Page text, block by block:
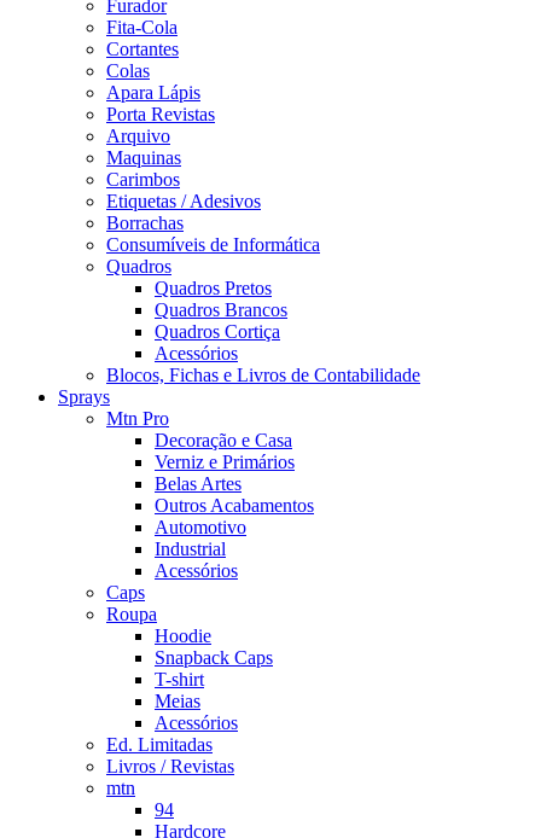
Furador
Fita-Cola
Cortantes
Colas
Apara Lápis
Porta Revistas
Arquivo
Maquinas
Carimbos
Etiquetas / Adesivos
Borrachas
Consumíveis de Informática
Quadros
Quadros Pretos
Quadros Brancos
Quadros Cortiça
Acessórios
Blocos, Fichas e Livros de Contabilidade
Sprays
Mtn Pro
Decoração e Casa
Verniz e Primários
Belas Artes
Outros Acabamentos
Automotivo
Industrial
Acessórios
Caps
Roupa
Hoodie
Snapback Caps
T-shirt
Meias
Acessórios
Ed. Limitadas
Livros / Revistas
mtn
94
Hardcore